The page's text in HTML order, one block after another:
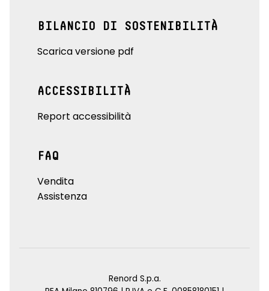
BILANCIO DI SOSTENIBILITÀ
Scarica versione pdf
ACCESSIBILITÀ
Report accessibilità
FAQ
Vendita
Assistenza
Renord S.p.a.